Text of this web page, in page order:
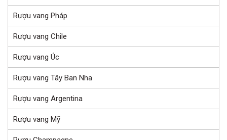
Rượu vang Pháp
Rượu vang Chile
Rượu vang Úc
Rượu vang Tây Ban Nha
Rượu vang Argentina
Rượu vang Mỹ